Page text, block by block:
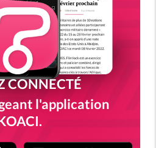
CONNECTÉ
l'application